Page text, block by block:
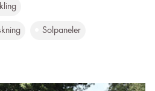
Solpaneler